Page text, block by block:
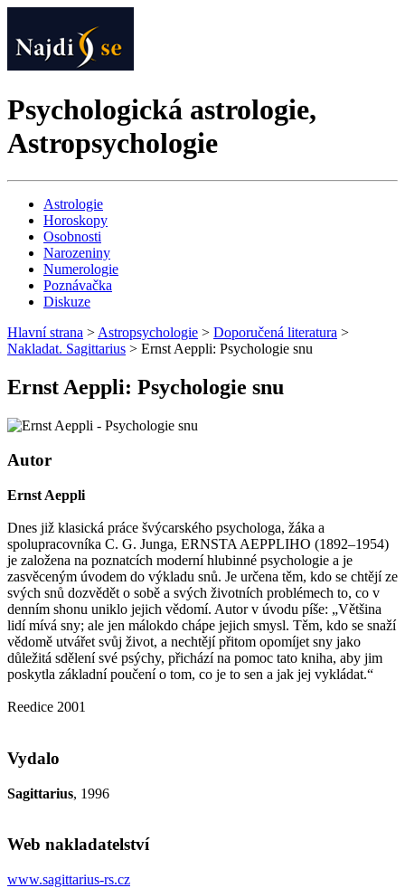
Psychologická astrologie,
Astropsychologie
Astrologie
Horoskopy
Osobnosti
Narozeniny
Numerologie
Poznávačka
Diskuze
Hlavní strana > Astropsychologie > Doporučená literatura >
Nakladat. Sagittarius > Ernst Aeppli: Psychologie snu
Ernst Aeppli: Psychologie snu
Autor
Ernst Aeppli
Dnes již klasická práce švýcarského psychologa, žáka a
spolupracovníka C. G. Junga, ERNSTA AEPPLIHO (1892–1954)
je založena na poznatcích moderní hlubinné psychologie a je
zasvěceným úvodem do výkladu snů. Je určena těm, kdo se chtějí ze
svých snů dozvědět o sobě a svých životních problémech to, co v
denním shonu uniklo jejich vědomí. Autor v úvodu píše: „Většina
lidí mívá sny; ale jen málokdo chápe jejich smysl. Těm, kdo se snaží
vědomě utvářet svůj život, a nechtějí přitom opomíjet sny jako
důležitá sdělení své psýchy, přichází na pomoc tato kniha, aby jim
poskytla základní poučení o tom, co je to sen a jak jej vykládat.“
Reedice 2001
Vydalo
Sagittarius, 1996
Web nakladatelství
www.sagittarius-rs.cz